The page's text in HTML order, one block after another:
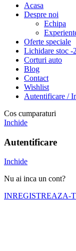
Acasa
Despre noi
Echipa
Oferte speciale
Lichidare stoc -
Corturi auto
Blog
Contact
Wishlist
Autentificare /
Cos cumparaturi
Inchide
Autentificare
Inchide
Nu ai inca un cont?
INREGISTREAZA-